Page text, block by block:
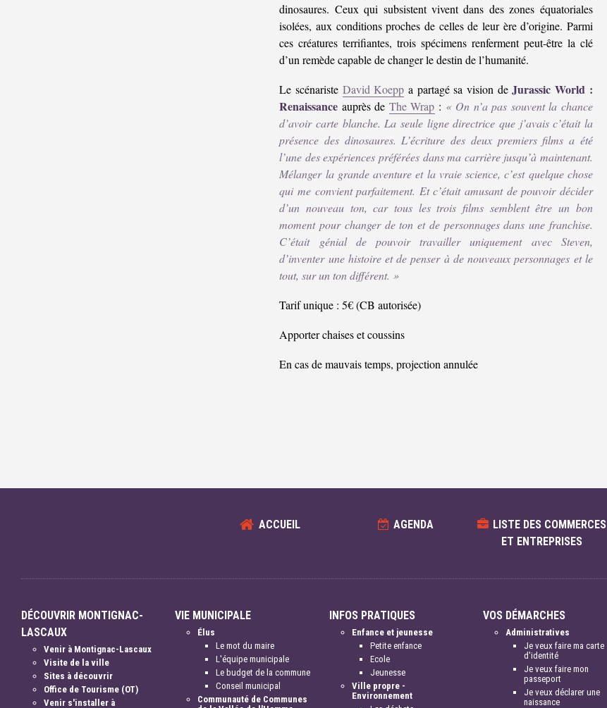
dinosaures. Ceux qui subsistent vivent dans des zones équatoriales
isolées, aux conditions proches de celles de leur ère d’origine. Parmi
ces créatures terrifiantes, trois spécimens renferment peut-être la clé
d’un remède capable de changer le destin de l’humanité.
Le scénariste David Koepp a partagé sa vision deJurassic World :
Renaissance auprès de The Wrap : « On n’a pas souvent la chance
d’avoir carte blanche. La seule ligne directrice que j’avais c’était la
présence des dinosaures. L’écriture des deux premiers films a été
l’une des expériences préférées dans ma carrière jusqu’à maintenant.
Mélanger la grande aventure et la vraie science, c’est quelque chose
qui me convient parfaitement. Et c’était amusant de pouvoir décider
d’un nouveau ton, car tous les trois films semblent être un bon
moment pour changer de ton et de personnages dans une franchise.
C’était génial de pouvoir travailler uniquement avec Steven,
d’inventer une histoire et de penser à de nouveaux personnages et le
tout, sur un ton différent. »
Tarif unique : 5€ (CB autorisée)
Apporter chaises et coussins
En cas de mauvais temps, projection annulée
ACCUEIL AGENDA
LISTE DES COMMERCES
ET ENTREPRISES
DÉCOUVRIR MONTIGNAC-
LASCAUX
Venir à Montignac-Lascaux
Visite de la ville
Sites à découvrir
Office de Tourisme (OT)
Venir s'installer à
VIE MUNICIPALE
Élus
Le mot du maire
L'équipe municipale
Le budget de la commune
Conseil municipal
Communauté de Communes
INFOS PRATIQUES
Enfance et jeunesse
Petite enfance
Ecole
Jeunesse
Ville propre -
Environnement
VOS DÉMARCHES
Administratives
Je veux faire ma carte
d'identité
Je veux faire mon
passeport
Je veux déclarer une
naissance